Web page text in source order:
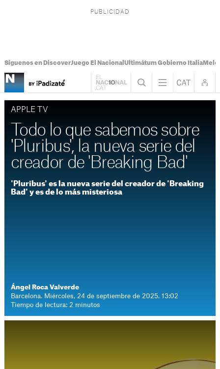
Síguenos en DiscoverJuego El Nacional Ultimátum Gobierno Italia
APPLE TV
Todo lo que sabemos sobre
'Pluribus', la nueva serie del
creador de 'Breaking Bad'
'Pluribus' es la nueva serie del creador de 'Breaking
Bad' y es de lo más misteriosa
Ángel Roca Valverde
Barcelona. Miércoles, 24 de septiembre de 2025. 13:02
Tiempo de lectura: 2 minutos